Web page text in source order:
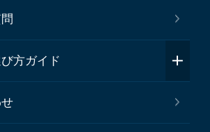
方ガイド